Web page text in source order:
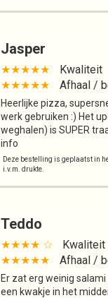
Jasper
★★★★★
Kwaliteit
★★★★★
Afhaal /
Heerlijke pizza,
werk gebruiken :) Het
weghalen) is SUPER
info
Deze bestelling is geplaatst in
i.v.m. drukte.
Teddo
★★★★ ☆
Kwaliteit
★★★★★
Afhaal /
Er zat erg weinig
een kwakje in het